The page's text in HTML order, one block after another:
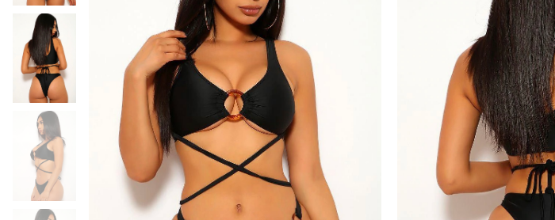
HALJINE
KUPAĆI KOSTIMI
OBUĆA
DODACI